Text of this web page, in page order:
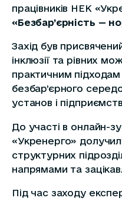
працівників НЕК
«Безбар’єрність —
Захід був
інклюзії та рівних
практичним
безбар’єрного
установ і
До участі в онлайн-
«Укренерго»
структурних
напрямами та
Під час заходу